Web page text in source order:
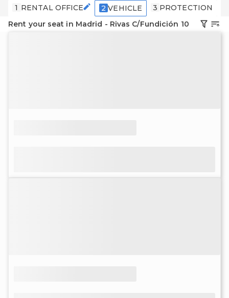
1 RENTAL OFFICE 2 VEHICLE 3 PROTECTION
Rent your seat in Madrid - Rivas C/Fundición 10